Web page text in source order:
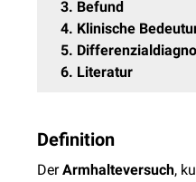
3 Befund
4 Klinische
5
6 Literatur
Definition
DerArmhalteversuch,